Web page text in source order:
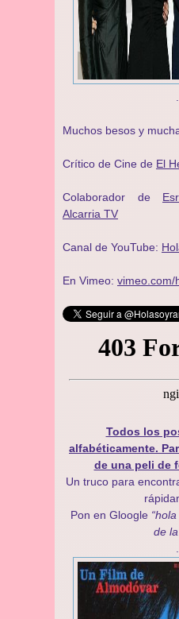
Muchos besos y
Crítico de Cine de El
Colaborador de
Alcarria TV
Canal de YouTube:
En Vimeo: vimeo.com/
Todos los
alfabéticamente.
de una peli de
Un truco para
Pon en Gloogle
de